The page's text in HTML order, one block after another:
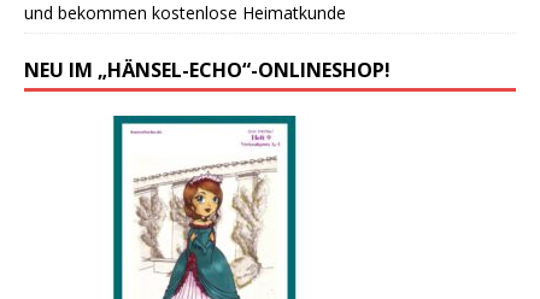
und bekommen kostenlose Heimatkunde
NEU IM „HÄNSEL-ECHO“-ONLINESHOP!